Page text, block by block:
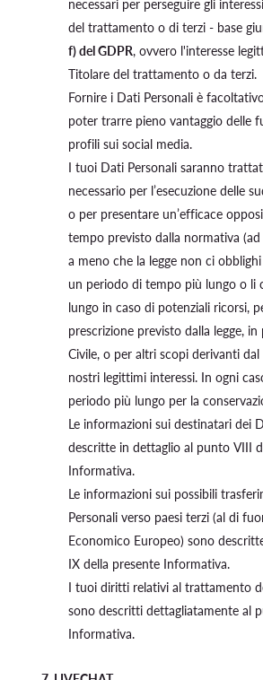
necessari per perseguire gli
del trattamento o di terzi - base
f) del GDPR, ovvero l'interesse
Titolare del trattamento o da terzi.
Fornire i Dati Personali è
poter trarre pieno vantaggio delle
profili sui social media.
I tuoi Dati Personali saranno
necessario per l’esecuzione delle
o per presentare un’efficace
tempo previsto dalla normativa (ad
a meno che la legge non ci
un periodo di tempo più lungo o li
lungo in caso di potenziali ricorsi,
prescrizione previsto dalla legge,
Civile, o per altri scopi derivanti
nostri legittimi interessi. In ogni
periodo più lungo per la
Le informazioni sui destinatari dei
descritte in dettaglio al punto VIII
Informativa.
Le informazioni sui possibili
Personali verso paesi terzi (al di
Economico Europeo) sono
IX della presente Informativa.
I tuoi diritti relativi al trattamento
sono descritti dettagliatamente al
Informativa.